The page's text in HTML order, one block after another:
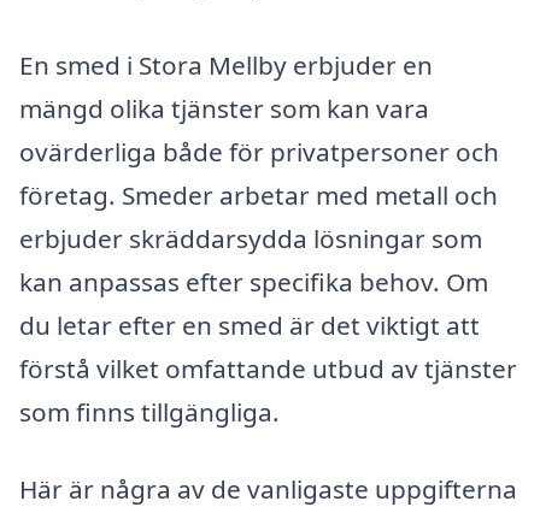
En smed i Stora Mellby erbjuder en
mängd olika tjänster som kan vara
ovärderliga både för privatpersoner och
företag. Smeder arbetar med metall och
erbjuder skräddarsydda lösningar som
kan anpassas efter specifika behov. Om
du letar efter en smed är det viktigt att
förstå vilket omfattande utbud av tjänster
som finns tillgängliga.
Här är några av de vanligaste uppgifterna